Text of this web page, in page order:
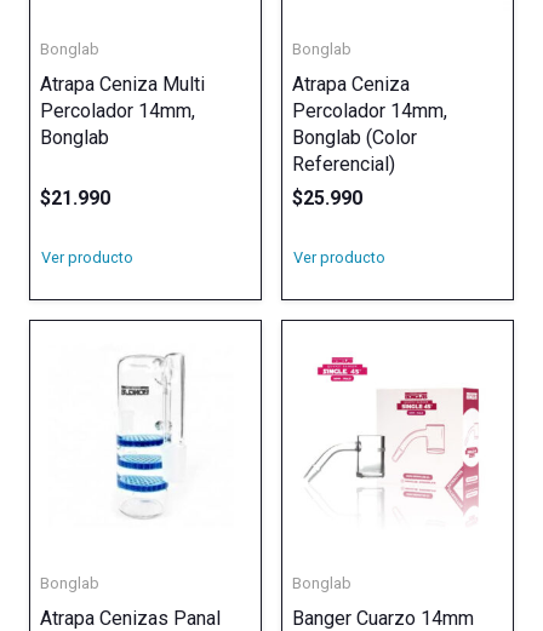
Bonglab
Atrapa Ceniza Multi
Percolador 14mm,
Bonglab
$21.990
Ver producto
Bonglab
Atrapa Ceniza
Percolador 14mm,
Bonglab (Color
Referencial)
$25.990
Ver producto
Bonglab
Atrapa Cenizas Panal
Bonglab
Banger Cuarzo 14mm